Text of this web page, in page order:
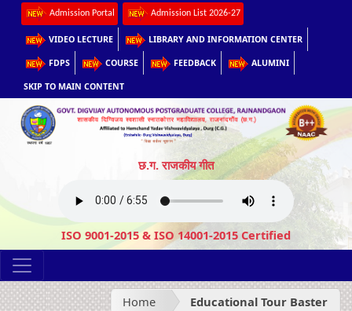
Admission Portal Admission List 2026-27
VIDEO LECTURE LIBRARY AND INFORMATION CENTER
FDPS COURSE FEEDBACK ALUMINI
SKIP TO MAIN CONTENT
छ.ग. राजकीय गीत
ISO 9001-2015 & ISO 14001-2015 Certified
Home Educational Tour Baster